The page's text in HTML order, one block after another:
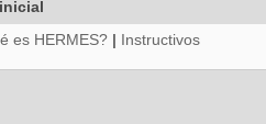
es HERMES? | Instructivos